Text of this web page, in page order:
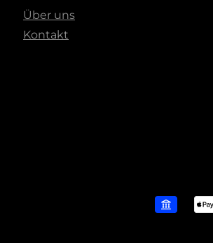
Über uns
Kontakt